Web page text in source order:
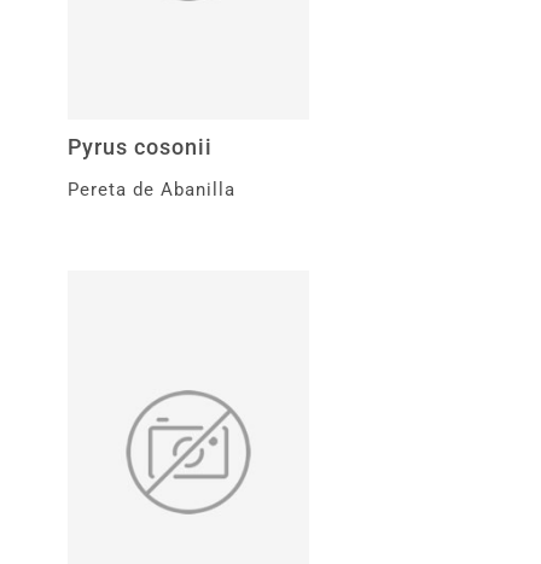
Pyrus cosonii
Pereta de Abanilla